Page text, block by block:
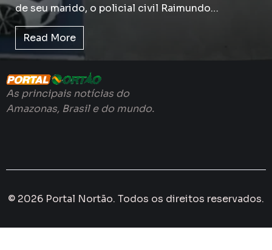
de seu marido, o policial civil Raimundo…
Read More
As principais notícias do
Amazonas, Brasil e do mundo.
© 2026 Portal Nortão. Todos os direitos reservados.